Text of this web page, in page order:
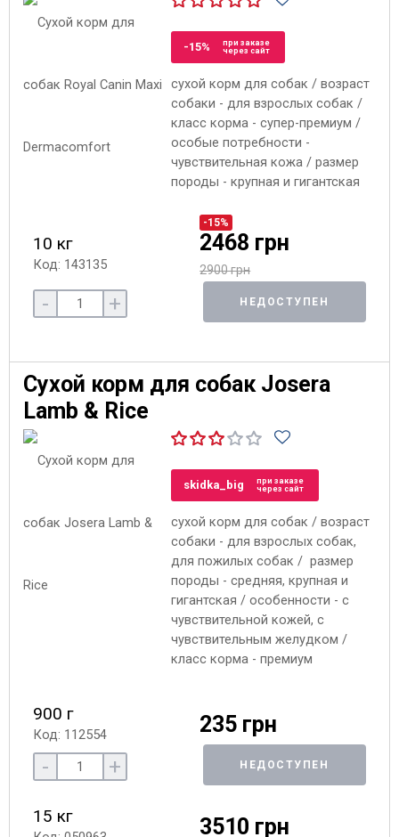
-15%
при заказе
через сайт
сухой корм для собак / возраст
собаки - для взрослых собак /
класс корма - супер-премиум /
особые потребности -
чувствительная кожа / размер
породы - крупная и гигантская
10 кг
Код: 143135
-15%
2468 грн
2900 грн
- + НЕДОСТУПЕН
Сухой корм для собак Josera
Lamb & Rice
skidka_big
при заказе
через сайт
сухой корм для собак / возраст
собаки - для взрослых собак,
для пожилых собак / размер
породы - средняя, крупная и
гигантская / особенности - с
чувствительной кожей, с
чувствительным желудком /
класс корма - премиум
900 г
Код: 112554 235 грн
- + НЕДОСТУПЕН
15 кг 3510 грн